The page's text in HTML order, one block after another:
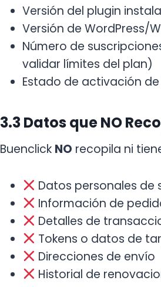
Versión del plugin
Versión de WordPress/
Número de
validar límites del plan)
Estado de activación
3.3 Datos que NO
Buenclick NO recopila ni
Datos personales de
Información de
Detalles de
Tokens o datos de
Direcciones de envío
Historial de